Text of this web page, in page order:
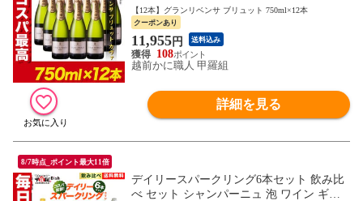
次発酵 スパークリング ワイン 12本 セット
【12本】グランリベンサ ブリュット 750ml×12本
クーポンあり
11,955円 送料込み
108
越前かに職人 甲羅組
詳細を見る
8/7時点_ポイント最大11倍
デイリースパークリング6本セット 飲み比
べ セット シャンパーニュ 泡 ワイン ギフ